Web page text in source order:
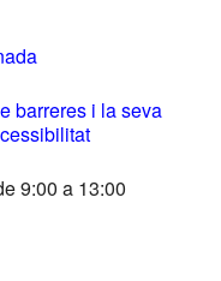
barreres i la seva
9:00 a 13:00